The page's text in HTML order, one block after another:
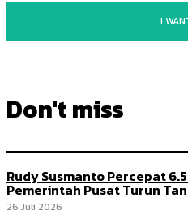
I
Don't miss
Rudy Susmanto Percepat
Pemerintah Pusat Turun
26 Juli 2026